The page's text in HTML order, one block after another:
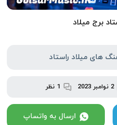
برج میلاد
های میلاد راستاد
2 نوامبر 2023 1 نظر
ارسال به واتساپ